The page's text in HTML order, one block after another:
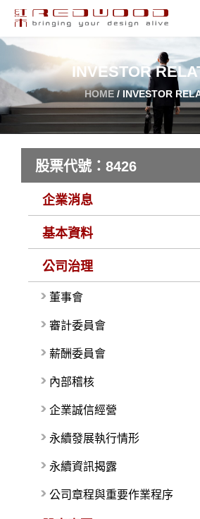
INVESTOR
HOME/ INVESTOR
股票代號：8426
企業消息
基本資料
公司治理
董事會
審計委員會
薪酬委員會
內部稽核
企業誠信經營
永續發展執行情形
永續資訊揭露
公司章程與重要作業程序